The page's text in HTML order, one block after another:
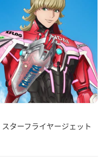
ターフライヤージェット